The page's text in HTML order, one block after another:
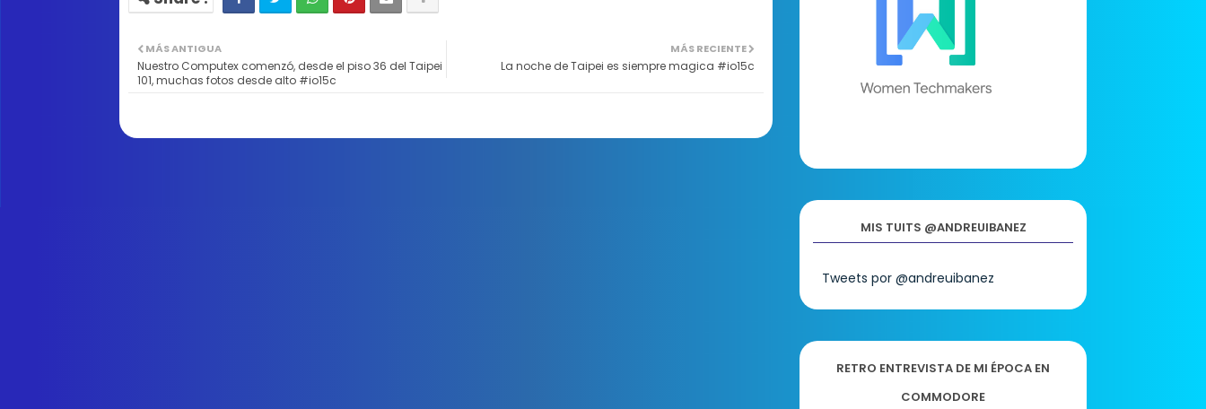
MÁS RECIENTE
La noche de Taipei es siempre magica #io15c
MÁS ANTIGUA
Nuestro Computex comenzó, desde el piso 36 del Taipei
101, muchas fotos desde alto #io15c
MIS TUITS @ANDREUIBANEZ
Tweets por @andreuibanez
RETRO ENTREVISTA DE MI ÉPOCA EN
COMMODORE